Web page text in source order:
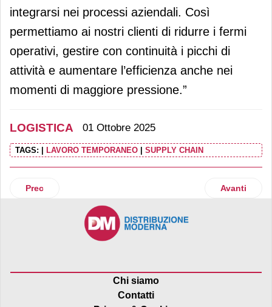
integrarsi nei processi aziendali. Così
permettiamo ai nostri clienti di ridurre i fermi
operativi, gestire con continuità i picchi di
attività e aumentare l’efficienza anche nei
momenti di maggiore pressione.”
LOGISTICA 01 Ottobre 2025
TAGS: | LAVORO TEMPORANEO | SUPPLY CHAIN
Articolo precedente: Italtrans celebra 40 anni di attività e
Prec Articolo
Avanti
Chi siamo
Contatti